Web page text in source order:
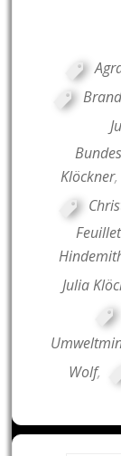
Klöckner,
Julia
Wolf,